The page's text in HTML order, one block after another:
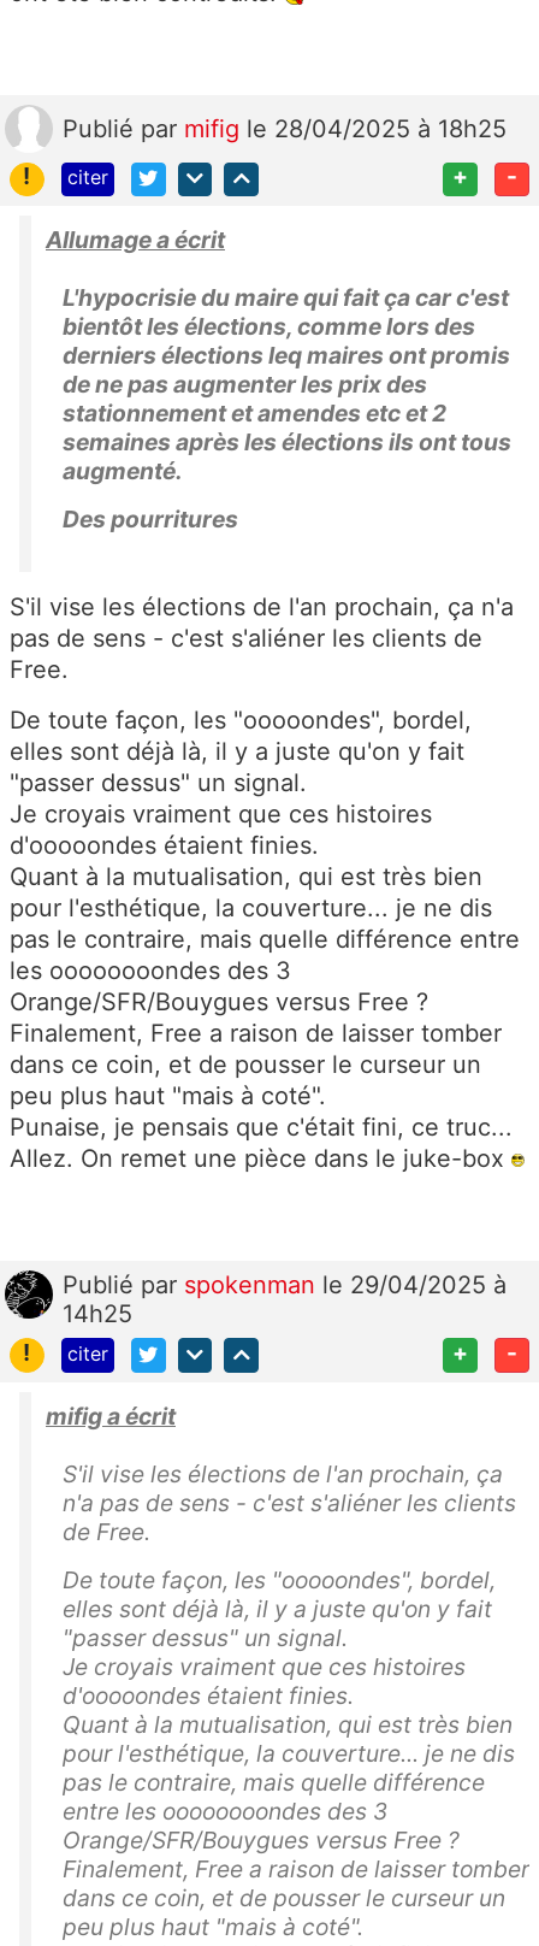
Publié par mifig le 28/04/2025 à 18h25
!
citer + -
Allumage a écrit
L'hypocrisie du maire qui fait ça car c'est
bientôt les élections, comme lors des
derniers élections leq maires ont promis
de ne pas augmenter les prix des
stationnement et amendes etc et 2
semaines après les élections ils ont tous
augmenté.
Des pourritures
S'il vise les élections de l'an prochain, ça n'a
pas de sens - c'est s'aliéner les clients de
Free.
De toute façon, les "ooooondes", bordel,
elles sont déjà là, il y a juste qu'on y fait
"passer dessus" un signal.
Je croyais vraiment que ces histoires
d'ooooondes étaient finies.
Quant à la mutualisation, qui est très bien
pour l'esthétique, la couverture... je ne dis
pas le contraire, mais quelle différence entre
les oooooooondes des 3
Orange/SFR/Bouygues versus Free ?
Finalement, Free a raison de laisser tomber
dans ce coin, et de pousser le curseur un
peu plus haut "mais à coté".
Punaise, je pensais que c'était fini, ce truc...
Allez. On remet une pièce dans le juke-box
Publié par spokenman le 29/04/2025 à
14h25
!
citer + -
mifig a écrit
S'il vise les élections de l'an prochain, ça
n'a pas de sens - c'est s'aliéner les clients
de Free.
De toute façon, les "ooooondes", bordel,
elles sont déjà là, il y a juste qu'on y fait
"passer dessus" un signal.
Je croyais vraiment que ces histoires
d'ooooondes étaient finies.
Quant à la mutualisation, qui est très bien
pour l'esthétique, la couverture... je ne dis
pas le contraire, mais quelle différence
entre les oooooooondes des 3
Orange/SFR/Bouygues versus Free ?
Finalement, Free a raison de laisser tomber
dans ce coin, et de pousser le curseur un
peu plus haut "mais à coté".